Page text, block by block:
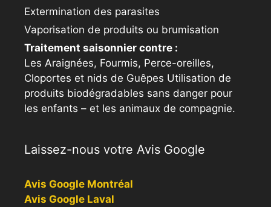
Extermination des parasites
Vaporisation de produits ou brumisation
Traitement saisonnier contre :
Les Araignées, Fourmis, Perce-oreilles,
Cloportes et nids de Guêpes Utilisation de
produits biodégradables sans danger pour
les enfants – et les animaux de compagnie.
Laissez-nous votre Avis Google
Avis Google Montréal
Avis Google Laval